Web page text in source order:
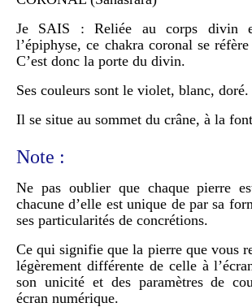
Je SAIS : Reliée au corps divin
l’épiphyse, ce chakra coronal se
C’est donc la porte du divin.
Ses couleurs sont le violet, blanc, doré.
Il se situe au sommet du crâne, à la
Note :
Ne pas oublier que chaque pierre
chacune d’elle est unique de par sa
ses particularités de concrétions.
Ce qui signifie que la pierre que vous
légèrement différente de celle à
son unicité et des paramètres de
écran numérique.